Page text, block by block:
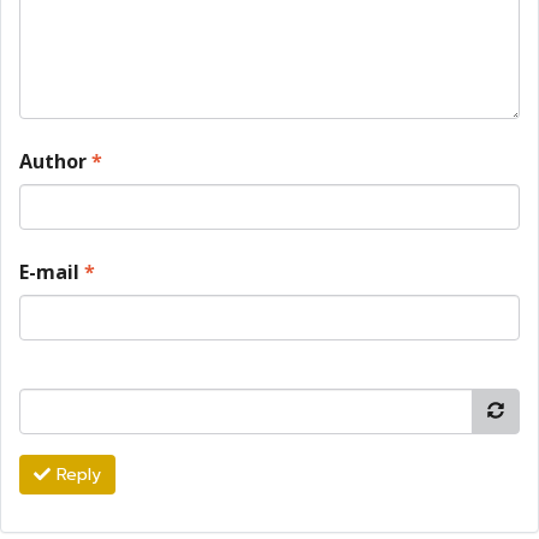
Author*
E-mail *
Reply